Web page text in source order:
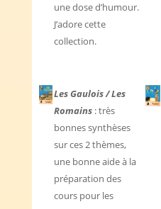
une dose d’humour.
J’adore cette
collection.
Les Gaulois / Les
Romains: très
bonnes synthèses
sur ces 2 thèmes,
une bonne aide à la
préparation des
cours pour les